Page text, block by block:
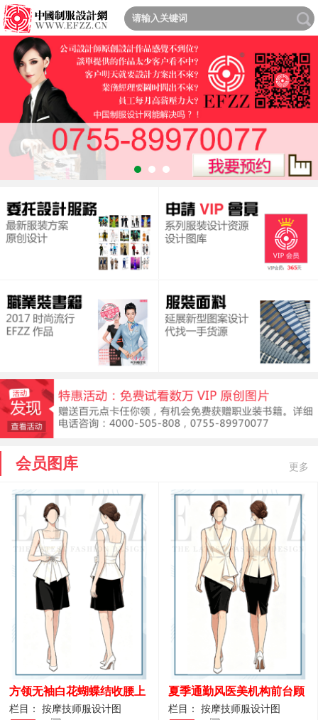
会员图库 更多
方领无袖白花蝴蝶结收腰上
衣 SPA会所接待工作制服设
栏目： 按摩技师服设计图
夏季通勤风医美机构前台顾
问端庄工作制服
栏目： 按摩技师服设计图